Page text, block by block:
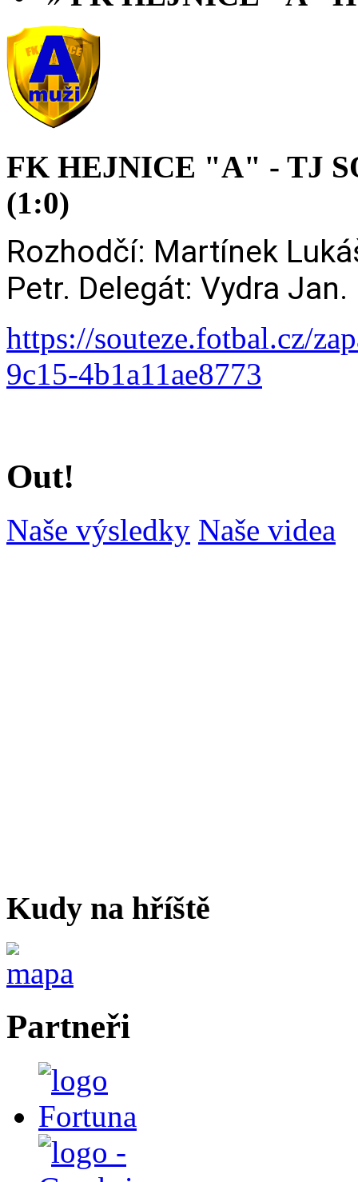
FK HEJNICE "A" - TJ
(1:0)
Rozhodčí: Martínek
Petr. Delegát: Vydra Jan.
https://souteze.fotbal.cz/
9c15-4b1a11ae8773
Out!
Naše výsledky Naše videa
Kudy na hříště
Partneři